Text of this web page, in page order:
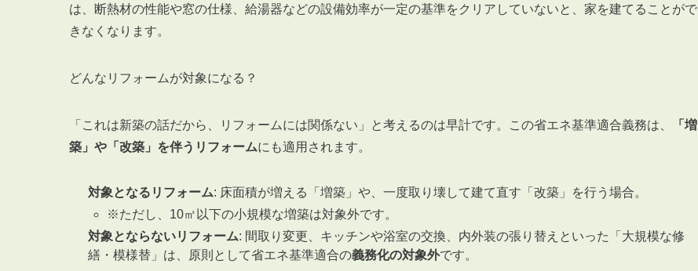
は、断熱材の性能や窓の仕様、給湯器などの設備効率が一定の基準をクリアしていないと、家を建てることがで
きなくなります。
どんなリフォームが対象になる？
「これは新築の話だから、リフォームには関係ない」と考えるのは早計です。この省エネ基準適合義務は、
「増
築」や「改築」を伴うリフォームにも適用されます。
対象となるリフォーム: 床面積が増える「増築」や、一度取り壊して建て直す「改築」を行う場合。
※ただし、10㎡以下の小規模な増築は対象外です。
対象とならないリフォーム: 間取り変更、キッチンや浴室の交換、内外装の張り替えといった「大規模な修
繕・模様替」は、原則として省エネ基準適合の義務化の対象外です。